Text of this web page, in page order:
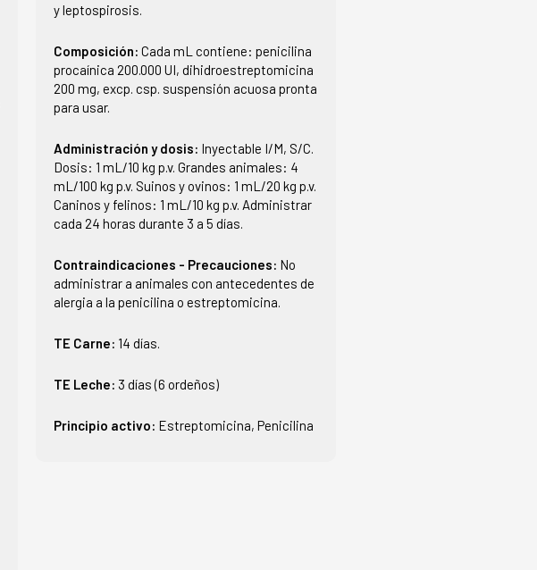
y leptospirosis.
Composición:Cada mL contiene: penicilina
procaínica 200.000 UI, dihidroestreptomicina
200 mg, excp. csp. suspensión acuosa pronta
para usar.
Administración y dosis: Inyectable I/M, S/C.
Dosis: 1 mL/10 kg p.v. Grandes animales: 4
mL/100 kg p.v. Suinos y ovinos: 1 mL/20 kg p.v.
Caninos y felinos: 1 mL/10 kg p.v. Administrar
cada 24 horas durante 3 a 5 días.
Contraindicaciones - Precauciones: No
administrar a animales con antecedentes de
alergia a la penicilina o estreptomicina.
TE Carne: 14 días.
TE Leche: 3 días (6 ordeños)
Principio activo: Estreptomicina, Penicilina